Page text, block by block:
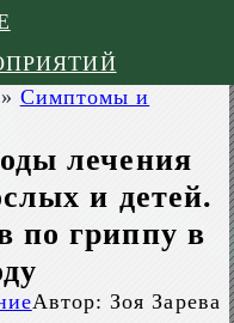
» Симптомы и
лечения
и детей.
по гриппу в
Автор: Зоя Зарева